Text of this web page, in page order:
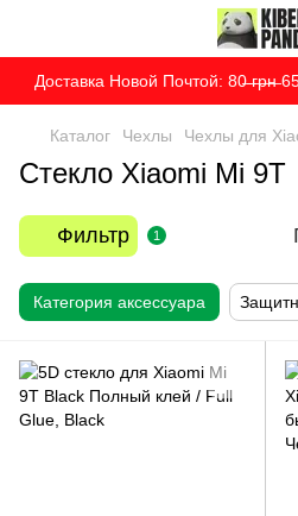
Доставка Новой Почтой: 80̶ ̶г̶р̶н̶
Каталог Чехлы Чехлы для
Стекло Xiaomi Mi 9T
Фильтр 1
Категория аксессуара